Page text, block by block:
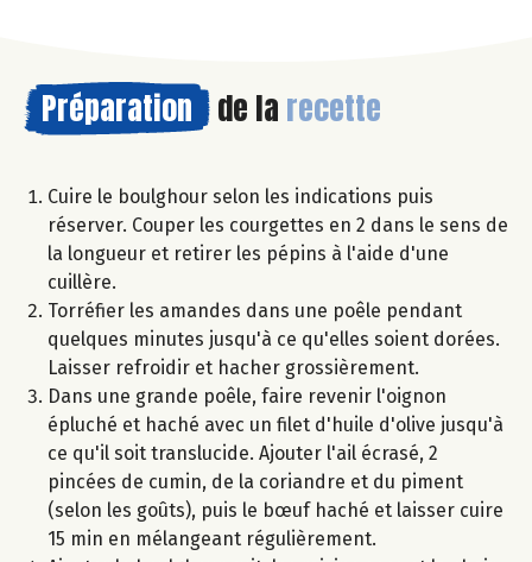
Préparation de la recette
Cuire le boulghour selon les indications puis
réserver. Couper les courgettes en 2 dans le sens de
la longueur et retirer les pépins à l'aide d'une
cuillère.
Torréfier les amandes dans une poêle pendant
quelques minutes jusqu'à ce qu'elles soient dorées.
Laisser refroidir et hacher grossièrement.
Dans une grande poêle, faire revenir l'oignon
épluché et haché avec un filet d'huile d'olive jusqu'à
ce qu'il soit translucide. Ajouter l'ail écrasé, 2
pincées de cumin, de la coriandre et du piment
(selon les goûts), puis le bœuf haché et laisser cuire
15 min en mélangeant régulièrement.